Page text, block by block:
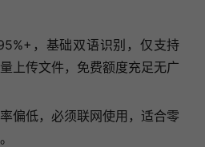
，基础双语识别，仅支持
上传文件，免费额度充足无广
偏低，必须联网使用，适合零